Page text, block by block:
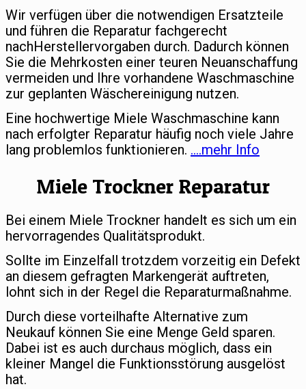
Wir verfügen über die notwendigen Ersatzteile
und führen die Reparatur fachgerecht
nachHerstellervorgaben durch. Dadurch können
Sie die Mehrkosten einer teuren Neuanschaffung
vermeiden und Ihre vorhandene Waschmaschine
zur geplanten Wäschereinigung nutzen.
Eine hochwertige Miele Waschmaschine kann
nach erfolgter Reparatur häufig noch viele Jahre
lang problemlos funktionieren. ….mehr Info
Miele Trockner Reparatur
Bei einem Miele Trockner handelt es sich um ein
hervorragendes Qualitätsprodukt.
Sollte im Einzelfall trotzdem vorzeitig ein Defekt
an diesem gefragten Markengerät auftreten,
lohnt sich in der Regel die Reparaturmaßnahme.
Durch diese vorteilhafte Alternative zum
Neukauf können Sie eine Menge Geld sparen.
Dabei ist es auch durchaus möglich, dass ein
kleiner Mangel die Funktionsstörung ausgelöst
hat.